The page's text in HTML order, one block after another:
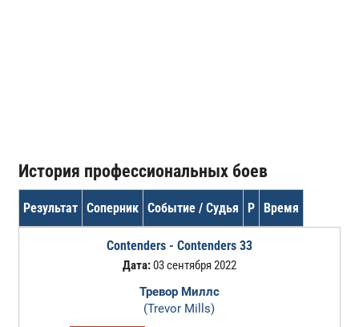
История профессиональных боев
Результат Соперник Событие / Судья Р Время
Contenders - Contenders 33
Дата:03 сентября 2022
Тревор Миллс
(Trevor Mills)